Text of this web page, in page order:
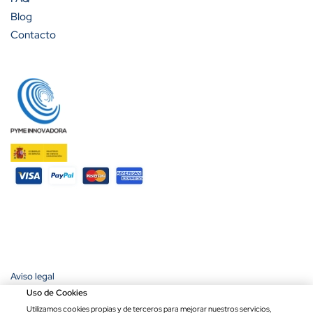
Blog
Contacto
Aviso legal
Política de privacidad
Uso de Cookies
Utilizamos cookies propias y de terceros para mejorar nuestros servicios,